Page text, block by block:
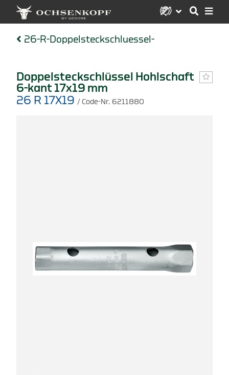
26-R-Doppelsteckschluessel-
Doppelsteckschlüssel Hohlschaft
6-kant 17x19 mm
26 R 17X19 / Code-Nr. 6211880